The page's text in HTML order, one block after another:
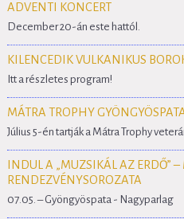
ADVENTI KONCERT
December 20-án este hattól.
KILENCEDIK VULKANIKUS
Itt a részletes program!
MÁTRA TROPHY
Július 5-én tartják a Mátra Trophy
INDUL A „MUZSIKÁL AZ ERDŐ”
RENDEZVÉNYSOROZATA
07.05. – Gyöngyöspata - Nagyparlag